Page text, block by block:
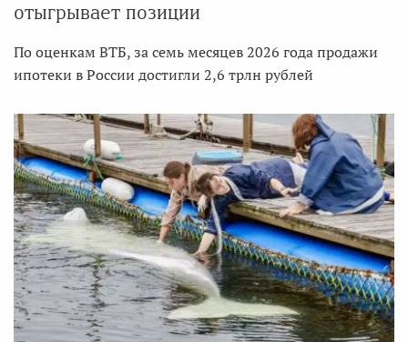
отыгрывает позиции
По оценкам ВТБ, за семь месяцев 2026 года продажи
ипотеки в России достигли 2,6 трлн рублей